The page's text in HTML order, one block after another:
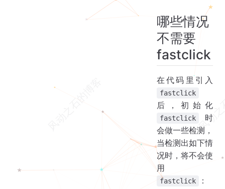
哪些情况
不需要
fastclick
在代码里引入
fastclick
后，初始化
fastclick
时
会做一些检测，
当检测出如下情
况时，将不会使
用
fastclick ：